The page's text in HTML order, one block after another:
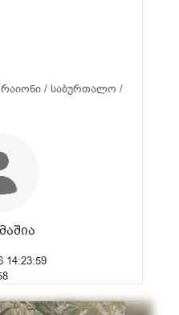
/ საბურთალო /
14:23:59